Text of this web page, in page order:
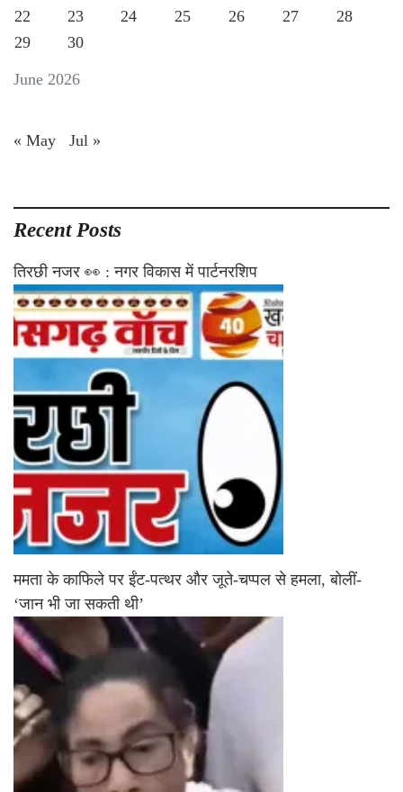
June 2026
22
23 24 25 26 27
28
29
30
« May Jul »
Recent Posts
तिरछी नजर 👀 : नगर विकास में पार्टनरशिप
ममता के काफिले पर ईंट-पत्थर और जूते-चप्पल से हमला, बोलीं-
‘जान भी जा सकती थी’